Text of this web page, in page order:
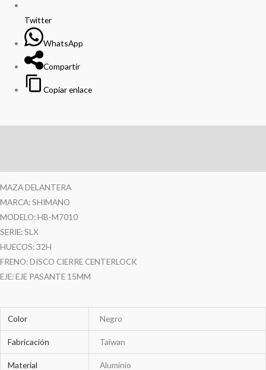
Twitter
WhatsApp
Compartir
Copiar enlace
MAZA DELANTERA
MARCA: SHIMANO
MODELO: HB-M7010
SERIE: SLX
HUECOS: 32H
FRENO: DISCO CIERRE CENTERLOCK
EJE: EJE PASANTE 15MM
Color Negro
Fabricación Taiwan
Material Aluminio